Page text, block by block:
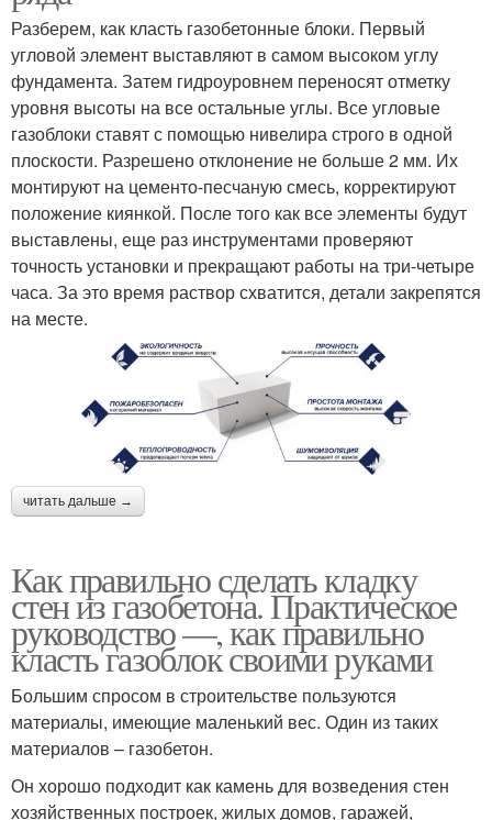
Разберем, как класть газобетонные блоки. Первый
угловой элемент выставляют в самом высоком углу
фундамента. Затем гидроуровнем переносят отметку
уровня высоты на все остальные углы. Все угловые
газоблоки ставят с помощью нивелира строго в одной
плоскости. Разрешено отклонение не больше 2 мм. Их
монтируют на цементо-песчаную смесь, корректируют
положение киянкой. После того как все элементы будут
выставлены, еще раз инструментами проверяют
точность установки и прекращают работы на три-четыре
часа. За это время раствор схватится, детали закрепятся
на месте.
читать дальше →
Как правильно сделать кладку
стен из газобетона. Практическое
руководство —, как правильно
класть газоблок своими руками
Большим спросом в строительстве пользуются
материалы, имеющие маленький вес. Один из таких
материалов – газобетон.
Он хорошо подходит как камень для возведения стен
хозяйственных построек, жилых домов, гаражей,